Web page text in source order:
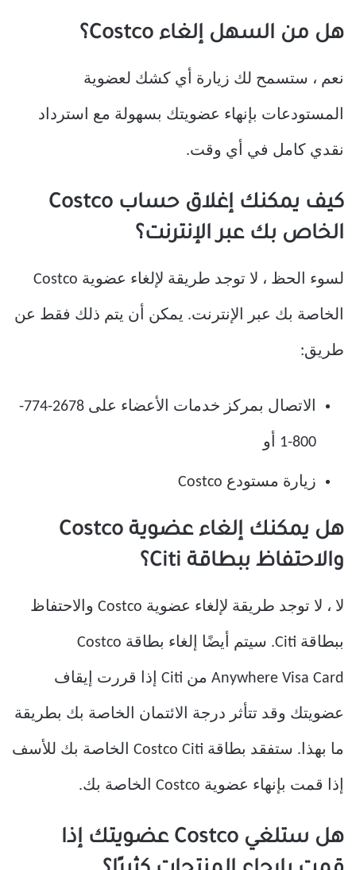
هل من السهل إلغاء Costco؟
نعم ، ستسمح لك زيارة أي كشك لعضوية
المستودعات بإنهاء عضويتك بسهولة مع استرداد
نقدي كامل في أي وقت.
كيف يمكنك إغلاق حساب Costco
الخاص بك عبر الإنترنت؟
لسوء الحظ ، لا توجد طريقة لإلغاء عضوية Costco
الخاصة بك عبر الإنترنت. يمكن أن يتم ذلك فقط عن
طريق:
الاتصال بمركز خدمات الأعضاء على 2678-774-
800-1 أو
زيارة مستودع Costco
هل يمكنك إلغاء عضوية Costco
والاحتفاظ ببطاقة Citi؟
لا ، لا توجد طريقة لإلغاء عضوية Costco والاحتفاظ
ببطاقة Citi. سيتم أيضًا إلغاء بطاقة Costco
Anywhere Visa Card من Citi إذا قررت إيقاف
عضويتك وقد تتأثر درجة الائتمان الخاصة بك بطريقة
ما بهذا. ستفقد بطاقة Costco Citi الخاصة بك للأسف
إذا قمت بإنهاء عضوية Costco الخاصة بك.
هل ستلغي Costco عضويتك إذا